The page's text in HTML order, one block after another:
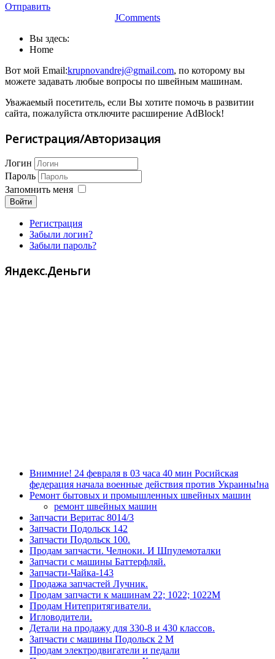
Отправить
JComments
Вы здесь:
Home
Вот мой Email:krupnovandrej@gmail.com, по которому вы
можете задавать любые вопросы по швейным машинам.
Уважаемый посетитель, если Вы хотите помочь в развитии
сайта, пожалуйста отключите расширение AdBlock!
Регистрация/Авторизация
Логин
Пароль
Запомнить меня
Войти
Регистрация
Забыли логин?
Забыли пароль?
Яндекс.Деньги
Внимние! 24 февраля в 03 часа 40 мин Росийская
федерация начала военные действия против Украины!на
Ремонт бытовых и промышленных швейных машин
ремонт швейных машин
Запчасти Веритас 8014/3
Запчасти Подольск 142
Запчасти Подольск 100.
Продам запчасти. Челноки. И Шпулемоталки
Запчасти с машины Баттерфляй.
Запчасти-Чайка-143
Продажа запчастей Лучник.
Продам запчасти к машинам 22; 1022; 1022М
Продам Нитепритягиватели.
Игловодители.
Детали на продажу для 330-8 и 430 классов.
Запчасти с машины Подольск 2 М
Продам электродвигатели и педали